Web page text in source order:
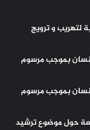
لتهريب و ترويج
بموجب مرسوم
بموجب مرسوم
حول موضوع ترشيد